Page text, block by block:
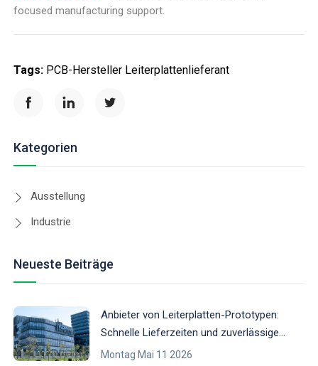
focused manufacturing support.
Tags: PCB-Hersteller Leiterplattenlieferant
Kategorien
Ausstellung
Industrie
Neueste Beiträge
Anbieter von Leiterplatten-Prototypen:
Schnelle Lieferzeiten und zuverlässige
Leiterplatten-Prototypenfertigung
Montag Mai 11 2026